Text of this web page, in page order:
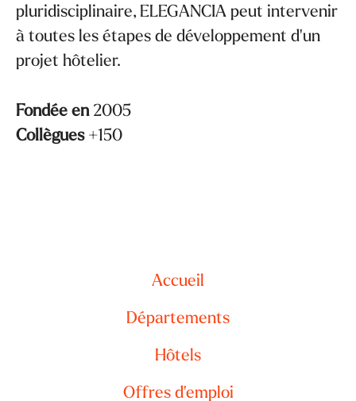
pluridisciplinaire, ELEGANCIA peut intervenir
à toutes les étapes de développement d'un
projet hôtelier.
Fondée en 2005
Collègues +150
Accueil
Départements
Hôtels
Offres d'emploi